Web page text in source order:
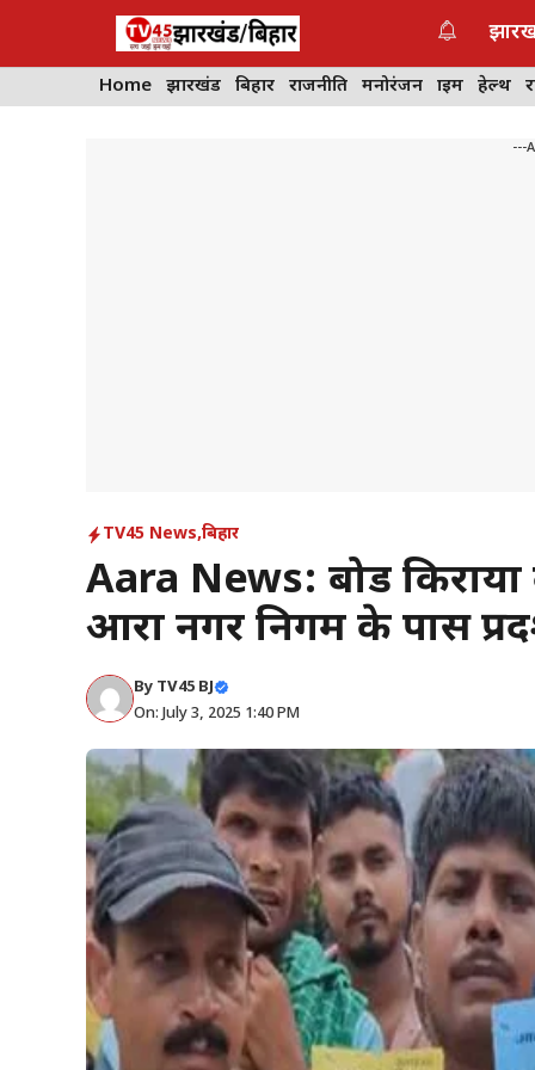
content
Home झारखंड बिहार राजनीति मनोरंजन क्राइम हेल्थ
---
TV45 News,बिहार
Aara News: बोर्ड
आरा नगर निगम के पास
By TV45 BJ
On: July 3, 2025 1:40 PM